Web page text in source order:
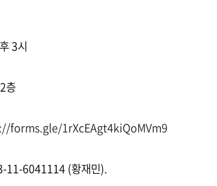
3시
층
forms.gle/1rXcEAgt4kiQoMVm9
11-6041114 (황재민).